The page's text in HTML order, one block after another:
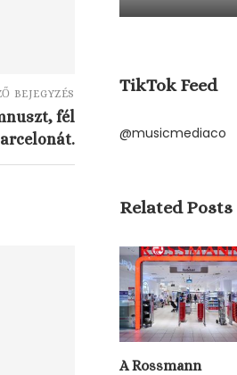
BEJEGYZÉS
fél
Magyar Péter már
felszólította őket,
04/08/2026
TikTok Feed
@musicmediaco
Related Posts
A Rossmann